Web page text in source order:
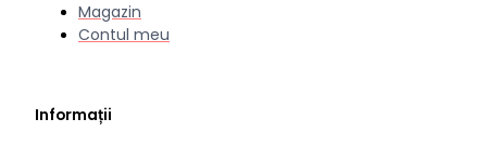
Magazin
Contul meu
Informații